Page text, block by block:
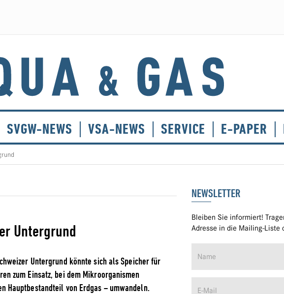
SVGW-NEWS VSA-NEWS SERVICE E-PAPER
Untergrund
Untergrund könnte sich als Speicher für
zum Einsatz, bei dem Mikroorganismen
Hauptbestandteil von Erdgas – umwandeln.
NEWSLETTER
Bleiben Sie informiert!
Adresse in die Mailing-Liste